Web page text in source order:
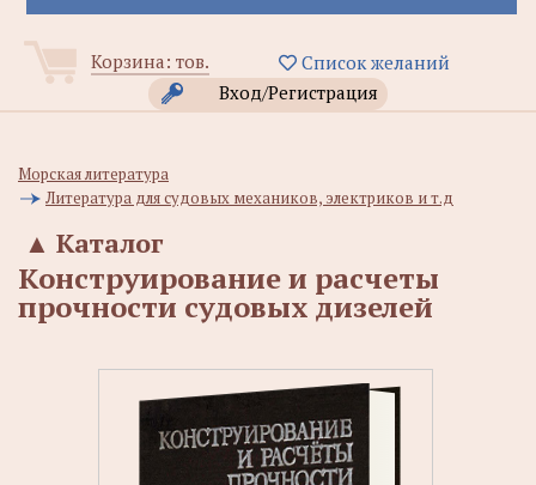
Корзина: тов.
Список желаний
Вход/Регистрация
Морская литература
Литература для судовых механиков, электриков и т.д
Каталог
▲
Конструирование и расчеты
прочности судовых дизелей